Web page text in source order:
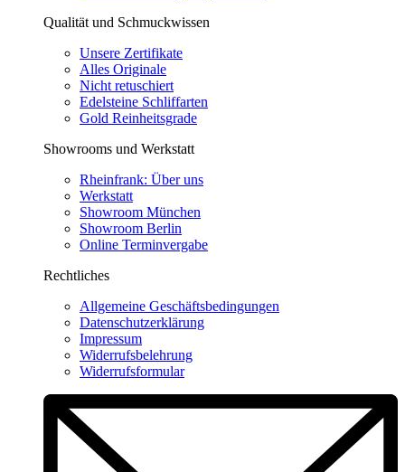
Qualität und Schmuckwissen
Unsere Zertifikate
Alles Originale
Nicht retuschiert
Edelsteine Schliffarten
Gold Reinheitsgrade
Showrooms und Werkstatt
Rheinfrank: Über uns
Werkstatt
Showroom München
Showroom Berlin
Online Terminvergabe
Rechtliches
Allgemeine Geschäftsbedingungen
Datenschutzerklärung
Impressum
Widerrufsbelehrung
Widerrufsformular